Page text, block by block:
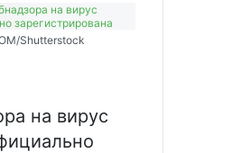
Shutterstock
на вирус